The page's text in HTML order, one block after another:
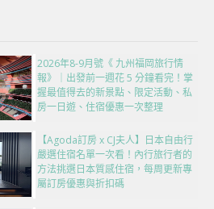
2026年8-9月號《 九州福岡旅行情
報》｜出發前一週花 5 分鐘看完！掌
握最值得去的新景點、限定活動、私
房一日遊、住宿優惠一次整理
【Agoda訂房 x CJ夫人】日本自由行
嚴選住宿名單一次看！內行旅行者的
方法挑選日本質感住宿，每周更新專
屬訂房優惠與折扣碼